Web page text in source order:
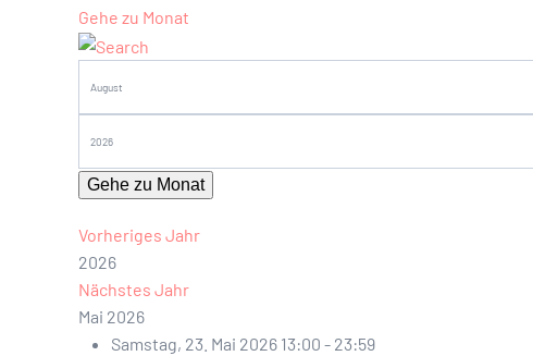
Gehe zu Monat
Gehe zu Monat
Vorheriges Jahr
2026
Nächstes Jahr
Mai 2026
Samstag, 23. Mai 2026 13:00 - 23:59